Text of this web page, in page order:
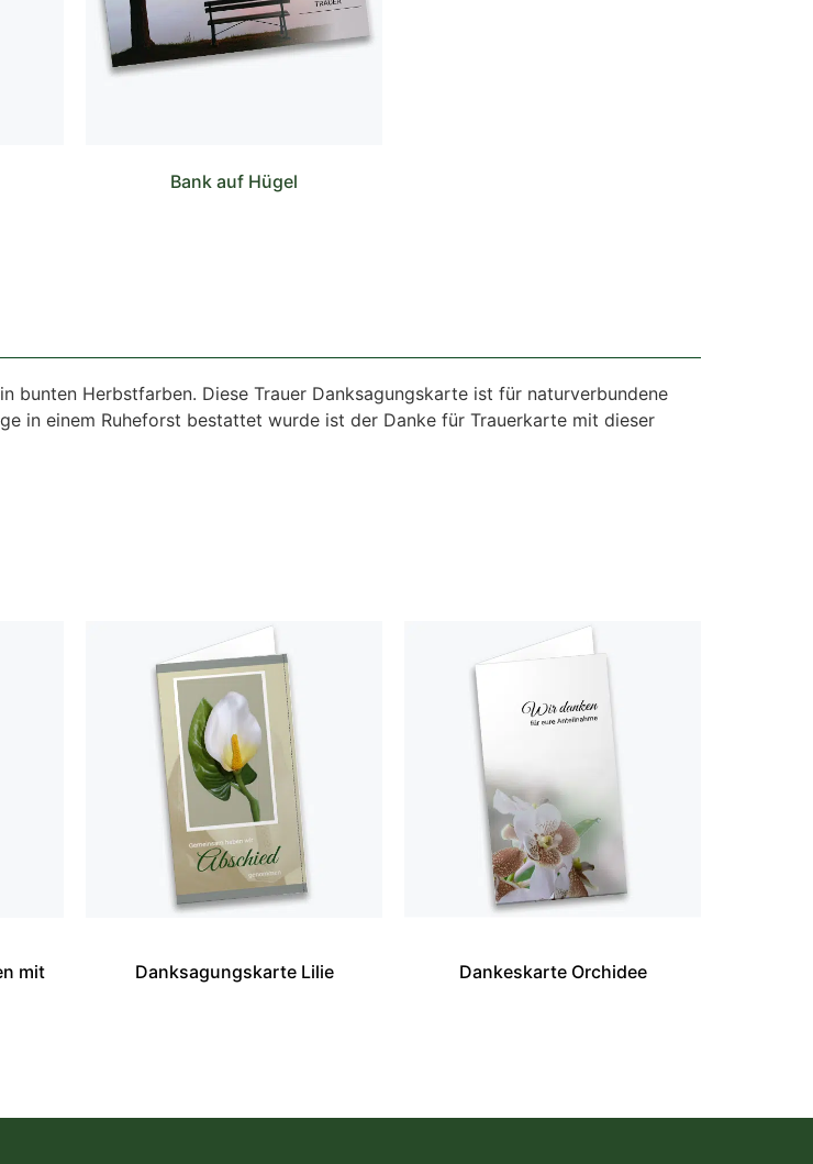
Bank auf Hügel
bunten Herbstfarben. Diese Trauer Danksagungskarte ist für naturverbundene
in einem Ruheforst bestattet wurde ist der Danke für Trauerkarte mit dieser
mit Danksagungskarte Lilie Dankeskarte Orchidee